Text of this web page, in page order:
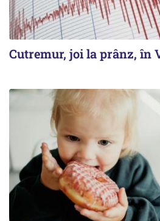
Cutremur, joi la prânz, în